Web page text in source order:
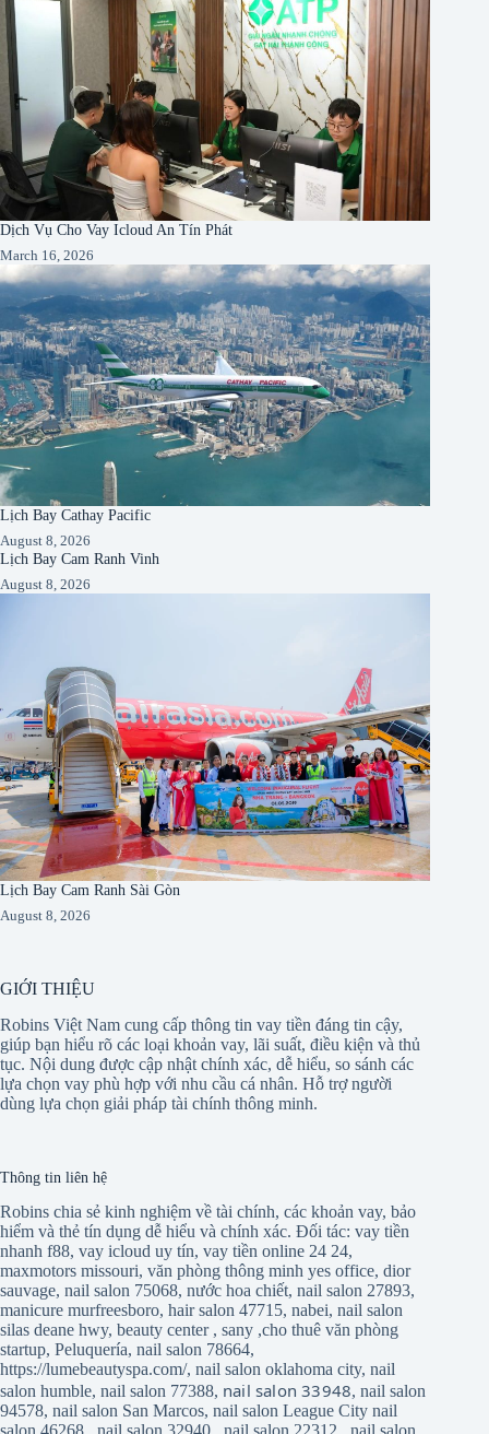
Dịch Vụ Cho Vay Icloud An Tín Phát
March 16, 2026
Lịch Bay Cathay Pacific
August 8, 2026
Lịch Bay Cam Ranh Vinh
August 8, 2026
Lịch Bay Cam Ranh Sài Gòn
August 8, 2026
GIỚI THIỆU
Robins Việt Nam cung cấp thông tin vay tiền đáng tin cậy,
giúp bạn hiểu rõ các loại khoản vay, lãi suất, điều kiện và thủ
tục. Nội dung được cập nhật chính xác, dễ hiểu, so sánh các
lựa chọn vay phù hợp với nhu cầu cá nhân. Hỗ trợ người
dùng lựa chọn giải pháp tài chính thông minh.
Thông tin liên hệ
Robins chia sẻ kinh nghiệm về tài chính, các khoản vay, bảo
hiểm và thẻ tín dụng dễ hiểu và chính xác. Đối tác: vay tiền
nhanh f88, vay icloud uy tín, vay tiền online 24 24,
maxmotors missouri, văn phòng thông minh yes office, dior
sauvage, nail salon 75068, nước hoa chiết, nail salon 27893,
manicure murfreesboro, hair salon 47715, nabei, nail salon
silas deane hwy, beauty center, sany ,cho thuê văn phòng
startup, Peluquería, nail salon 78664,
https://lumebeautyspa.com/, nail salon oklahoma city, nail
salon humble, nail salon 77388, nail salon 33948,nail salon
94578, nail salon San Marcos, nail salon League City nail
salon 46268
nail salon 32940 nail salon 22312 nail salon